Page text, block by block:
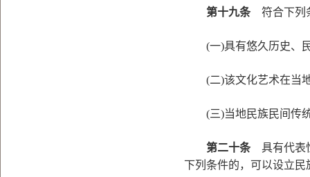
第十九条符合下列
(一)具有悠久历史、民
(二)该文化艺术在当地
(三)当地民族民间传统
第二十条具有代表
下列条件的，可以设立民